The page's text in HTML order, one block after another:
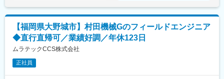
■組織体制・入社後について
設計業務は社長が担っており、施工管理士1名、現場の職人は６名
在籍しております。年齢層は20代、30代が中心であり、中途入社
者も在籍しています。
入社後は業務の全体を掴んでいただくために、現場に同行いただ
躍頂けます。
案件も増やしすぎず、社長と分担して行うのでご負担になること
もありません。
■働き方
地場に長く根付く企業で、転勤は一切ありません。長期連休もカ
レンダー通りで、有給取得率も高く、ご家族の時間もとりやすい
【福岡県大野城市】村田機械Gのフィールドエンジニア
◆直行直帰可／業績好調／年休123日
ムラテックCCS株式会社
正社員